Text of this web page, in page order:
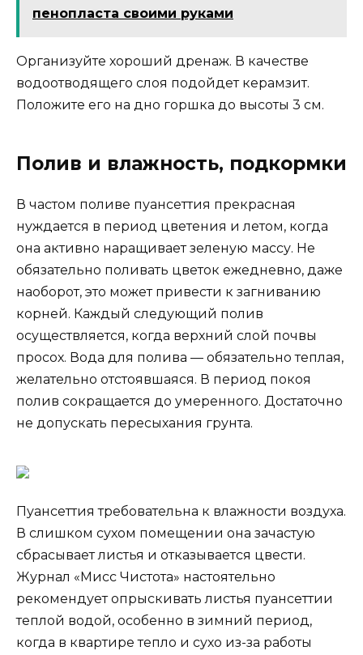
пенопласта своими руками
Организуйте хороший дренаж. В качестве
водоотводящего слоя подойдет керамзит.
Положите его на дно горшка до высоты 3 см.
Полив и влажность, подкормки
В частом поливе пуансеттия прекрасная
нуждается в период цветения и летом, когда
она активно наращивает зеленую массу. Не
обязательно поливать цветок ежедневно, даже
наоборот, это может привести к загниванию
корней. Каждый следующий полив
осуществляется, когда верхний слой почвы
просох. Вода для полива — обязательно теплая,
желательно отстоявшаяся. В период покоя
полив сокращается до умеренного. Достаточно
не допускать пересыхания грунта.
Пуансеттия требовательна к влажности воздуха.
В слишком сухом помещении она зачастую
сбрасывает листья и отказывается цвести.
Журнал «Мисс Чистота» настоятельно
рекомендует опрыскивать листья пуансеттии
теплой водой, особенно в зимний период,
когда в квартире тепло и сухо из-за работы